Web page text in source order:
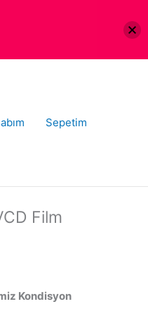
Sepetim
Film
Kondisyon